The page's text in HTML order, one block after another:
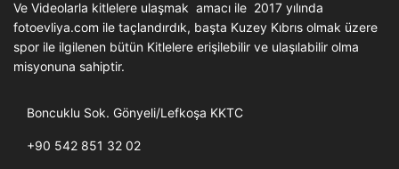
Ve Videolarla kitlelere ulaşmak amacı ile 2017 yılında
fotoevliya.com ile taçlandırdık, başta Kuzey Kıbrıs olmak üzere
spor ile ilgilenen bütün Kitlelere erişilebilir ve ulaşılabilir olma
misyonuna sahiptir.
Boncuklu Sok. Gönyeli/Lefkoşa KKTC
+90 542 851 32 02